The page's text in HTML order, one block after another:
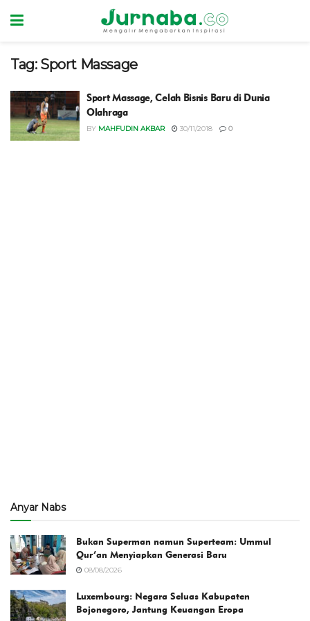
Tag: Sport Massage
Sport Massage, Celah Bisnis Baru di Dunia
Olahraga
BY MAHFUDIN AKBAR 30/11/2018 0
Anyar Nabs
Bukan Superman namun Superteam: Ummul
Qur’an Menyiapkan Generasi Baru
08/08/2026
Luxembourg: Negara Seluas Kabupaten
Bojonegoro, Jantung Keuangan Eropa